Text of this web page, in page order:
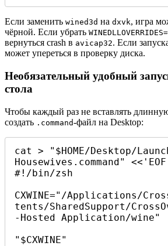
Если заменить wined3d на dxvk, игра
чёрной. Если убрать
вернуться crash в avicap32. Если
может упереться в проверку диска.
Необязательный удобный
стола
Чтобы каждый раз не вставлять
создать .command-файл на Desktop:
cat > "$HOME/Desktop/
Housewives.command"
#!/bin/zsh
CXWINE="/Applications/
tents/SharedSupport/
-Hosted Application/wine"
"$CXWINE"